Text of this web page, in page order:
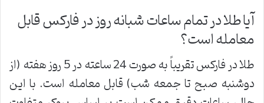
آیا طلا در تمام ساعات شبانه روز در فارکس قابل
معامله است؟
طلا در فارکس تقریباً به صورت 24 ساعته در 5 روز هفته (از
دوشنبه صبح تا جمعه شب) قابل معامله است. با این